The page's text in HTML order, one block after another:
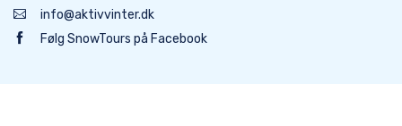
info@aktivvinter.dk
Følg SnowTours på Facebook